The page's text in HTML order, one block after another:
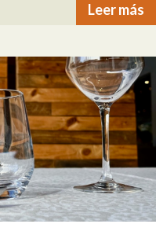
Leer más